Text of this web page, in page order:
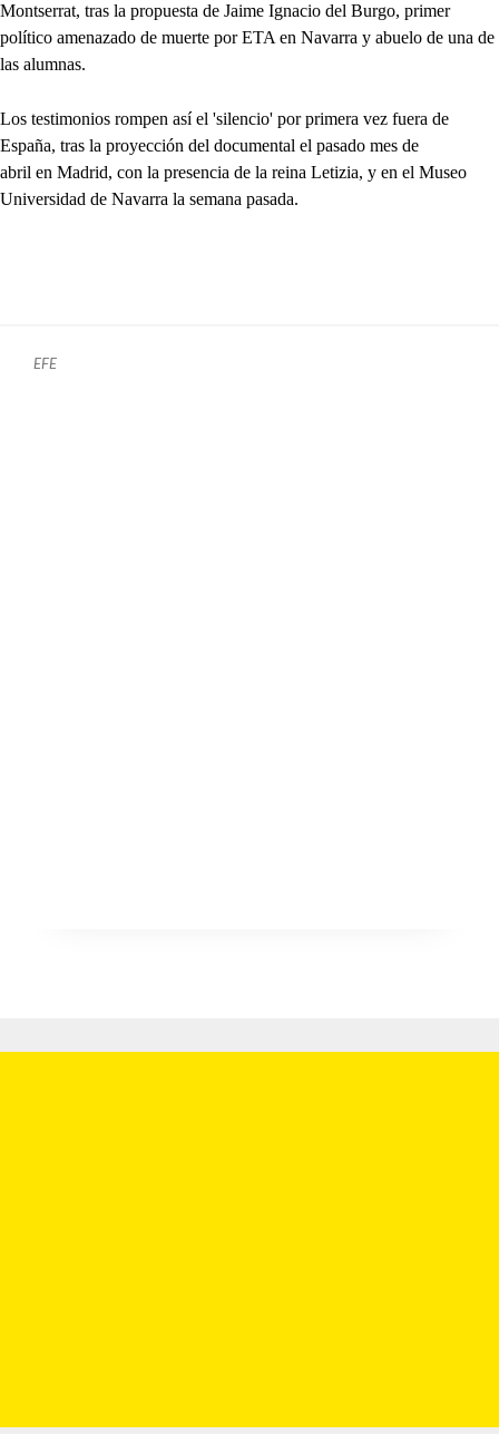
Montserrat, tras la propuesta de Jaime Ignacio del Burgo, primer
político amenazado de muerte por ETA en Navarra y abuelo de una de
las alumnas.
Los testimonios rompen así el 'silencio' por primera vez fuera de
España, tras la proyección del documental el pasado mes de
abril en Madrid, con la presencia de la reina Letizia, y en el Museo
Universidad de Navarra la semana pasada.
EFE